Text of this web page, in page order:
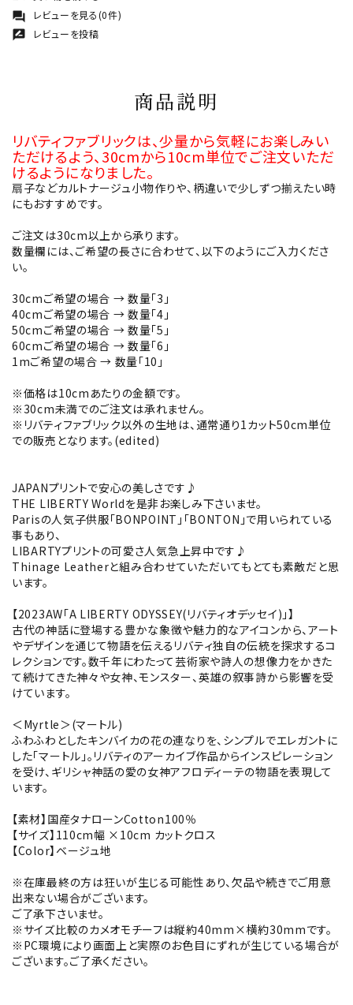
forum レビューを見る(0件)
rate_review レビューを投稿
商品説明
リバティファブリックは、少量から気軽にお楽しみい
ただけるよう、30cmから10cm単位でご注文いただ
けるようになりました。
扇子などカルトナージュ小物作りや、柄違いで少しずつ揃えたい時
にもおすすめです。
ご注文は30cm以上から承ります。
数量欄には、ご希望の長さに合わせて、以下のようにご入力くださ
い。
30cmご希望の場合 → 数量「3」
40cmご希望の場合 → 数量「4」
50cmご希望の場合 → 数量「5」
60cmご希望の場合 → 数量「6」
1mご希望の場合 → 数量「10」
※価格は10cmあたりの金額です。
※30cm未満でのご注文は承れません。
※リバティファブリック以外の生地は、通常通り1カット50cm単位
での販売となります。(edited)
JAPANプリントで安心の美しさです♪
THE LIBERTY Worldを是非お楽しみ下さいませ。
Parisの人気子供服「BONPOINT」「BONTON」で用いられている
事もあり、
LIBARTYプリントの可愛さ人気急上昇中です♪
Thinage Leatherと組み合わせていただいてもとても素敵だと思
います。
【2023AW｢A LIBERTY ODYSSEY(リバティオデッセイ)｣】
古代の神話に登場する豊かな象徴や魅力的なアイコンから、アート
やデザインを通じて物語を伝えるリバティ独自の伝統を探求するコ
レクションです。数千年にわたって芸術家や詩人の想像力をかきた
て続けてきた神々や女神、モンスター、英雄の叙事詩から影響を受
けています。
＜Myrtle＞(マートル)
ふわふわとしたキンバイカの花の連なりを、シンプルでエレガントに
した「マートル」。リバティのアーカイブ作品からインスピレーション
を受け、ギリシャ神話の愛の女神アフロディーテの物語を表現して
います。
【素材】国産タナローンCotton100％
【サイズ】110cm幅 ×10cm カットクロス
【Color】ベージュ地
※在庫最終の方は狂いが生じる可能性あり、欠品や続きでご用意
出来ない場合がございます。
ご了承下さいませ。
※サイズ比較のカメオモチーフは縦約40mm×横約30mmです。
※PC環境により画面上と実際のお色目にずれが生じている場合が
ございます。ご了承ください。